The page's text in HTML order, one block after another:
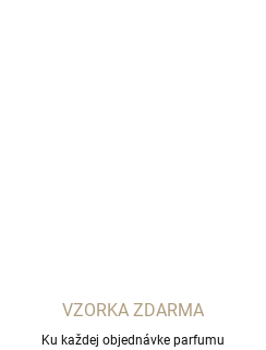
VZORKA ZDARMA
Ku každej objednávke parfumu